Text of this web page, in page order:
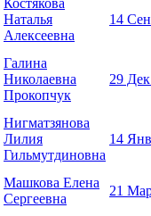
Костякова
Наталья
Алексеевна
14
Галина
Николаевна
Прокопчук
29
Нигматзянова
Лилия
Гильмутдиновна
14
Машкова Елена
Сергеевна
21